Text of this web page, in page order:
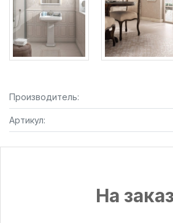
Производитель:
Артикул:
На